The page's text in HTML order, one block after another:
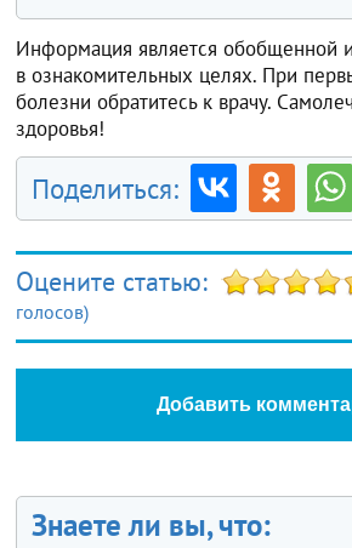
Информация является обобщенной
в ознакомительных целях. При
болезни обратитесь к врачу.
здоровья!
Поделиться:
Оцените статью:
голосов)
Добавить
Знаете ли вы, что: